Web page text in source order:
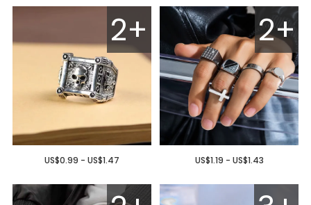
2+
US$0.99 - US$1.47
2+
US$1.19 - US$1.43